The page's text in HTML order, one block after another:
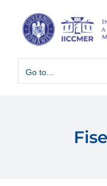
content
Go to...